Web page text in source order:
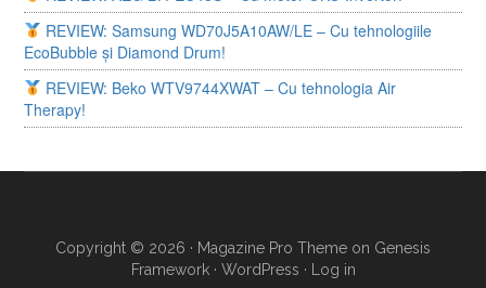
REVIEW: Samsung WD70J5A10AW/LE – Cu tehnologiile
EcoBubble și Diamond Drum!
REVIEW: Beko WTV9744XWAT – Cu tehnologia Air
Therapy!
Copyright © 2026 · Magazine Pro Theme on Genesis
Framework· WordPress · Log in